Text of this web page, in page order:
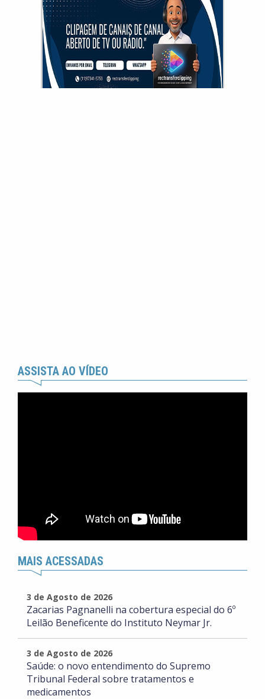
ASSISTA AO VÍDEO
MAIS ACESSADAS
3 de Agosto de 2026
Zacarias Pagnanelli na cobertura especial do 6º
Leilão Beneficente do Instituto Neymar Jr.
3 de Agosto de 2026
Saúde: o novo entendimento do Supremo
Tribunal Federal sobre tratamentos e
medicamentos